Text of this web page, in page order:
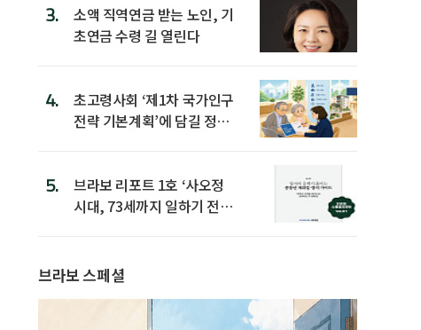
3.
소액 직역연금 받는 노인, 기
초연금 수령 길 열린다
4.
초고령사회 ‘제1차 국가인구
전략 기본계획’에 담길 정책
5.
브라보 리포트 1호 ‘사오정
시대, 73세까지 일하기 전략’
브라보 스페셜